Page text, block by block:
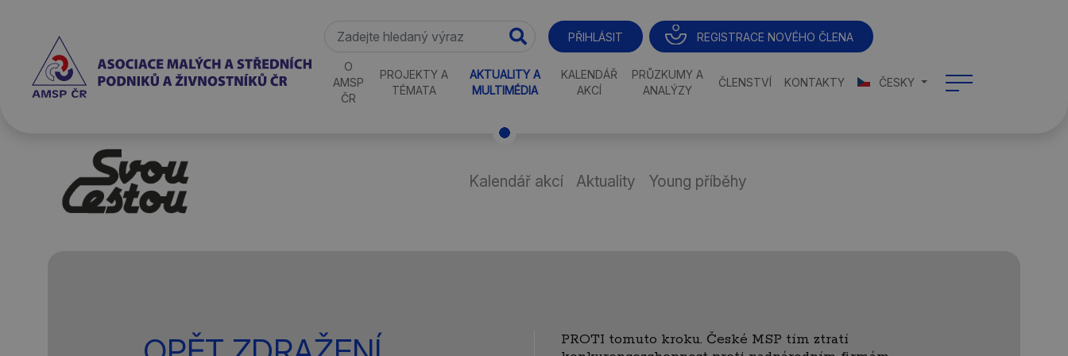
PŘIHLÁSIT REGISTRACE NOVÉHO ČLENA
O
AMSP
ČR
PROJEKTY A
TÉMATA
AKTUALITY A
MULTIMÉDIA
KALENDÁŘ
AKCÍ
PRŮZKUMY A
ANALÝZY
ČLENSTVÍ KONTAKTY ČESKY
Kalendář akcí Aktuality Young příběhy
PROTI tomuto kroku. České MSP tím ztratí